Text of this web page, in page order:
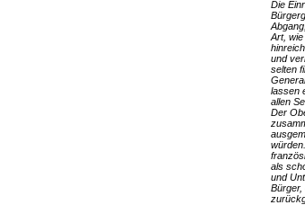
Die
Art,
und
selten
lassen
allen
Der
als
und
Bürger,